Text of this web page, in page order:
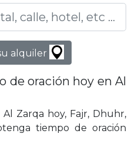
alquiler
de oración hoy en Al
Zarqa hoy, Fajr, Dhuhr,
tiempo de oración